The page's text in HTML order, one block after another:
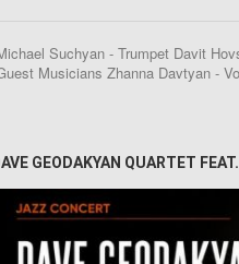
Suchyan - Trumpet Davit
Musicians Zhanna Davtyan -
GEODAKYAN QUARTET